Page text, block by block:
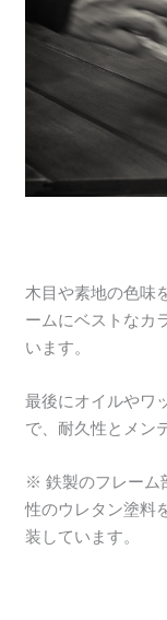
木目や素地の色味
ームにベストなカ
います。
最後にオイルやワ
で、耐久性とメン
※ 鉄製のフレーム
性のウレタン塗料
装しています。